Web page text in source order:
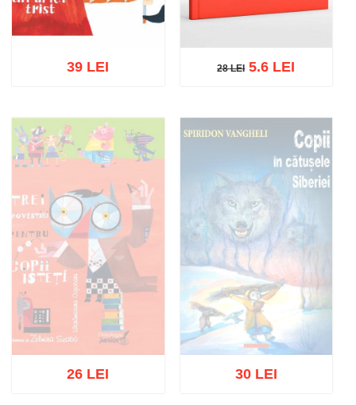
Adaugă în coș Wishlist
39 LEI 28 LEI
Adaugă în coș Wishlist
28 LEI5.6 LEI
26 LEI 30 LEI